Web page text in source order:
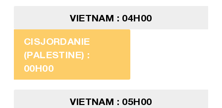
VIETNAM : 04H00
CISJORDANIE
(PALESTINE) :
00H00
VIETNAM : 05H00